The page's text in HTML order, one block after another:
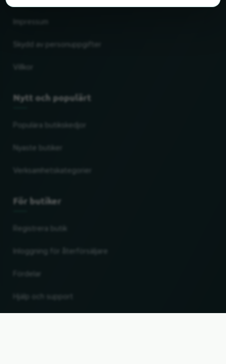
Nytt och populärt
Verksamhetskategorier
För butiker
Inloggning för återförsäljare
Fördelar